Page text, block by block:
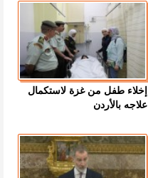
إخلاء طفل من غزة لاستكمال
علاجه بالأردن